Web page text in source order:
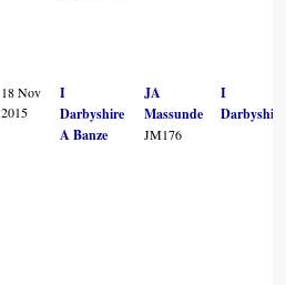
18 Nov
2015
I
Darbyshire
A Banze
JA
Massunde
JM176
I
Darbyshire